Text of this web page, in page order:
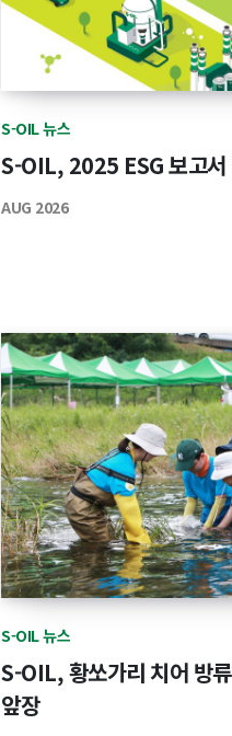
S-OIL 뉴스
S-OIL, 2025 ESG 보고서
AUG 2026
S-OIL 뉴스
S-OIL, 황쏘가리 치어 방
앞장